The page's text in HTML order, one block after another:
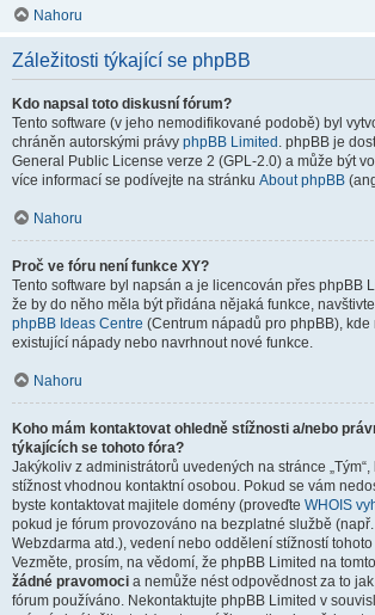
Nahoru
Záležitosti týkající se phpBB
Kdo napsal toto diskusní fórum?
Tento software (v jeho nemodifikované podobě) byl
chráněn autorskými právy phpBB Limited . phpBB je
General Public License verze 2 (GPL-2.0) a může být
více informací se podívejte na stránku About phpBB
Nahoru
Proč ve fóru není funkce XY?
Tento software byl napsán a je licencován přes phpBB
že by do něho měla být přidána nějaká funkce,
phpBB Ideas Centre (Centrum nápadů pro phpBB),
existující nápady nebo navrhnout nové funkce.
Nahoru
Koho mám kontaktovat ohledně stížnosti a/nebo
týkajících se tohoto fóra?
Jakýkoliv z administrátorů uvedených na stránce
stížnost vhodnou kontaktní osobou. Pokud se vám
byste kontaktovat majitele domény (proveďte WHOIS
pokud je fórum provozováno na bezplatné službě
Webzdarma atd.), vedení nebo oddělení stížností
Vezměte, prosím, na vědomí, že phpBB Limited na
žádné pravomoci a nemůže nést odpovědnost za to
fórum používáno. Nekontaktujte phpBB Limited v